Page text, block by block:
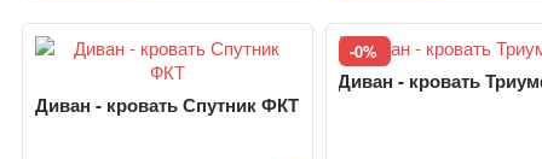
Диван - кровать Спутник ФКТ
-0%
Диван - кровать